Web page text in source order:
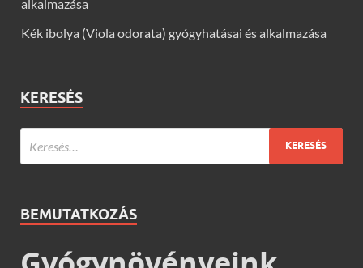
alkalmazása
Kék ibolya (Viola odorata) gyógyhatásai és alkalmazása
KERESÉS
BEMUTATKOZÁS